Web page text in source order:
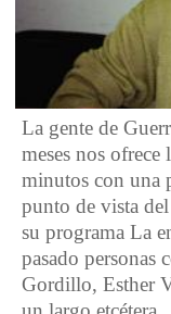
La gente de
meses nos
minutos con una
punto de vista
su programa La
pasado personas
Gordillo, Esther